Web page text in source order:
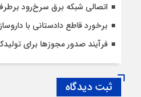
اتصالی شبکه برق سرخ‌رود
برخورد قاطع دادستانی با
فرآیند صدور مجوزها برای
ثبت دیدگاه